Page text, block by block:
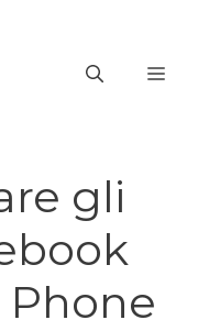
gli